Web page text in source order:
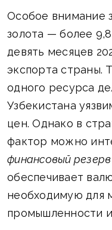
Особое внимание
золота — более
девять месяцев
экспорта страны.
одного ресурса
Узбекистана
цен. Однако в
фактор можно
финансовый
обеспечивает
необходимую для
промышленности